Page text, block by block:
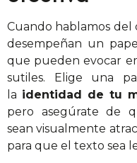
Cuando hablamos del
desempeñan un
que pueden evocar
sutiles. Elige una
la identidad de tu
pero asegúrate de
sean visualmente
para que el texto sea